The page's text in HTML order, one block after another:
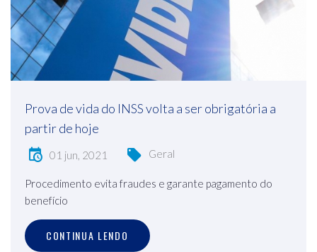
Prova de vida do INSS volta a ser obrigatória a
partir de hoje
01 jun, 2021 Geral
Procedimento evita fraudes e garante pagamento do
benefício
CONTINUA LENDO